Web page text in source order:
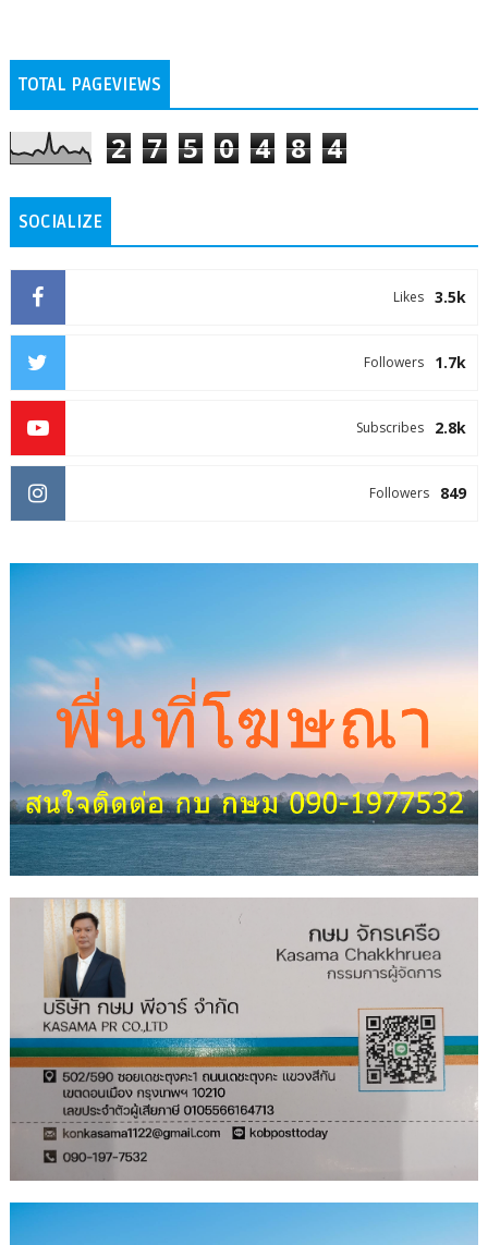
TOTAL PAGEVIEWS
2 7 5 0 4 8 4
SOCIALIZE
3.5k
Likes
1.7k
Followers
2.8k
Subscribes
849
Followers